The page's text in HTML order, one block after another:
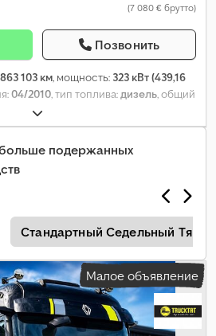
(7 080 € брутто)
Позвонить
863 103 км, мощность: 323 кВт (439,16
04/2010, тип топлива:дизель, общий
осей:
автоматический, класс выбросов:
подержанных
Стандартный Седельный Тягач
Малое объявление